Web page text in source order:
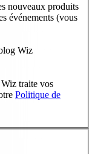
nouveaux produits
événements (vous
Wiz
traite vos
Politique de